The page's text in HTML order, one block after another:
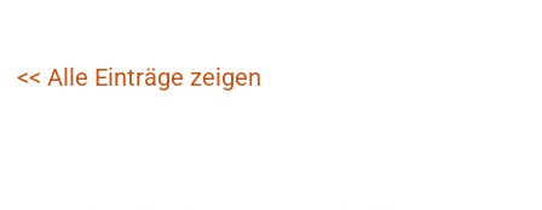
<< Alle Einträge zeigen